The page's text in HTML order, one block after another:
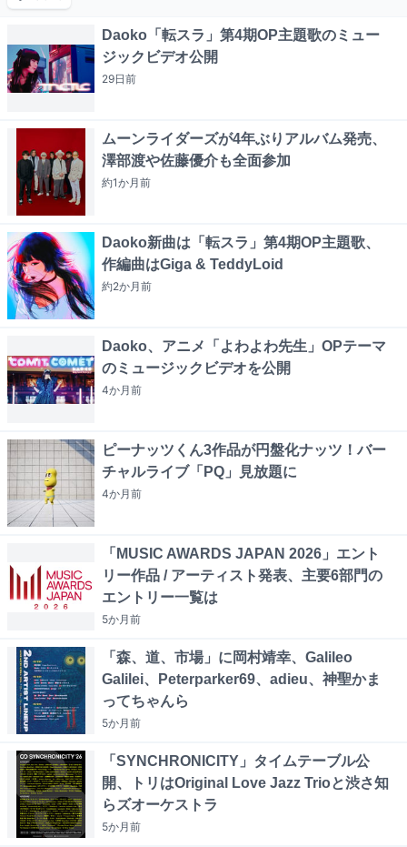
Daoko「転スラ」第4期OP主題歌のミュー
ジックビデオ公開
29日前
ムーンライダーズが4年ぶりアルバム発売、
澤部渡や佐藤優介も全面参加
約1か月前
Daoko新曲は「転スラ」第4期OP主題歌、
作編曲はGiga & TeddyLoid
約2か月前
Daoko、アニメ「よわよわ先生」OPテーマ
のミュージックビデオを公開
4か月前
ピーナッツくん3作品が円盤化ナッツ！バー
チャルライブ「PQ」見放題に
4か月前
「MUSIC AWARDS JAPAN 2026」エント
リー作品 / アーティスト発表、主要6部門の
エントリー一覧は
5か月前
「森、道、市場」に岡村靖幸、Galileo
Galilei、Peterparker69、adieu、神聖かま
ってちゃんら
5か月前
「SYNCHRONICITY」タイムテーブル公
開、トリはOriginal Love Jazz Trioと渋さ知
らズオーケストラ
5か月前